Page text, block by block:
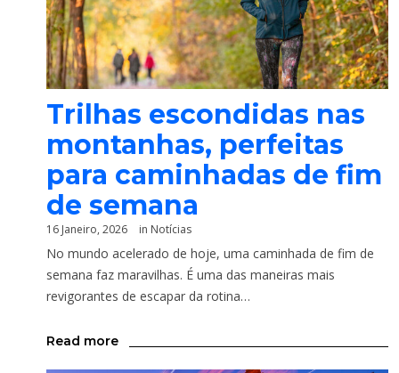
Trilhas escondidas nas
montanhas, perfeitas
para caminhadas de fim
de semana
16 Janeiro, 2026 in Notícias
No mundo acelerado de hoje, uma caminhada de fim de
semana faz maravilhas. É uma das maneiras mais
revigorantes de escapar da rotina…
Read more